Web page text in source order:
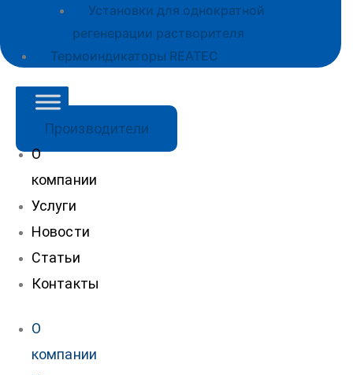
Установки для однократной
регенерации растворителя
Термоиндикаторы REATEC
Производители
О
компании
Услуги
Новости
Статьи
Контакты
О
компании